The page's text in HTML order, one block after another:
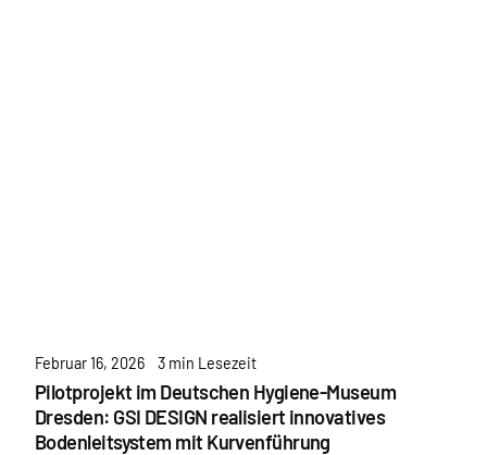
Februar 16, 2026 3 min Lesezeit
Pilotprojekt im Deutschen Hygiene-Museum
Dresden: GSI DESIGN realisiert innovatives
Bodenleitsystem mit Kurvenführung